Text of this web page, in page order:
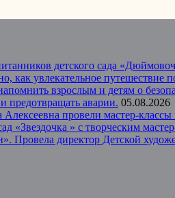
детского сада
как увлекательное путешествие
взрослым и детям о
предотвращать аварии. 05.08.2026
провели мастер-
«Звездочка » с творческим
Провела директор Детской